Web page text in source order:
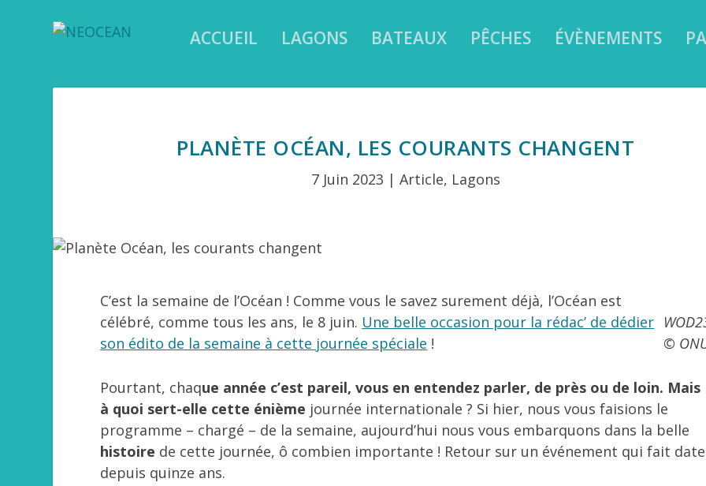
ACCUEIL LAGONS BATEAUX PÊCHES ÉVÈNEMENTS
PLANÈTE OCÉAN, LES COURANTS CHANGENT
7 Juin 2023 | Article, Lagons
©
C’est la semaine de l’Océan ! Comme vous le savez surement déjà, l’Océan est
célébré, comme tous les ans, le 8 juin. Une belle occasion pour la rédac’ de dédier
son édito de la semaine à cette journée spéciale !
Pourtant, chaque année c’est pareil, vous en entendez parler, de près ou de loin. Mais
à quoi sert-elle cette énième journée internationale ? Si hier, nous vous faisions le
programme – chargé – de la semaine, aujourd’hui nous vous embarquons dans la belle
histoire de cette journée, ô combien importante ! Retour sur un événement qui fait date
depuis quinze ans.